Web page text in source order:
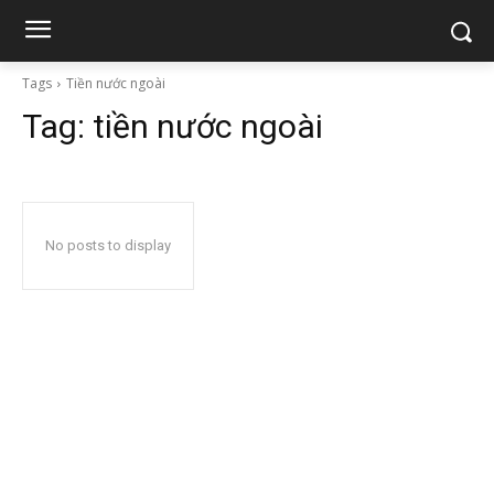
Tags Tiền nước ngoài
Tag: tiền nước ngoài
No posts to display